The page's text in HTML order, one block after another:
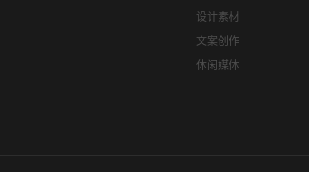
设计素材
文案创作
休闲媒体